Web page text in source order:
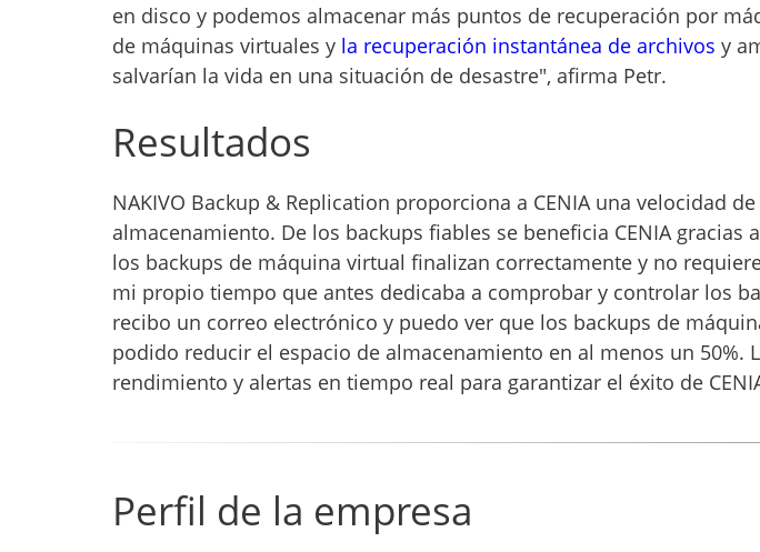
en disco y podemos almacenar más puntos de recuperación por
de máquinas virtuales y la recuperación instantánea de archivos y
salvarían la vida en una situación de desastre", afirma Petr.
Resultados
NAKIVO Backup & Replication proporciona a CENIA una velocidad
almacenamiento. De los backups fiables se beneficia CENIA
los backups de máquina virtual finalizan correctamente y no
mi propio tiempo que antes dedicaba a comprobar y controlar los
recibo un correo electrónico y puedo ver que los backups de
podido reducir el espacio de almacenamiento en al menos un 50%.
rendimiento y alertas en tiempo real para garantizar el éxito de
Perfil de la empresa